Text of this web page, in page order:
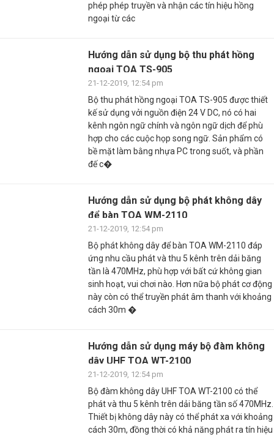
phép phép truyền và nhận các tín hiệu hồng
ngoại từ các
Hướng dẫn sử dụng bộ thu phát hồng
ngoại TOA TS-905
21-12-2019, 12:54 pm
Bộ thu phát hồng ngoại TOA TS-905 được thiết
kế sử dụng vởi nguồn điện 24 V DC, nó có hai
kênh ngôn ngữ chính và ngôn ngữ dịch để phù
hợp cho các cuộc họp song ngữ. Sản phẩm có
bề mặt làm bằng nhựa PC trong suốt, và phần
đế c�
Hướng dẫn sử dụng bộ phát không dây
để bàn TOA WM-2110
21-12-2019, 12:54 pm
Bộ phát không dây để bàn TOA WM-2110 đáp
ứng nhu cầu phát và thu 5 kênh trên dải băng
tần là 470MHz, phù hợp với bất cứ không gian
sinh hoạt, vui chơi nào. Hơn nữa bộ phát cơ động
này còn có thể truyền phát âm thanh với khoảng
cách 30m �
Hướng dẫn sử dụng máy bộ đàm không
dây UHF TOA WT-2100
21-12-2019, 12:54 pm
Bộ đàm không dây UHF TOA WT-2100 có thể
phát và thu 5 kênh trên dải băng tần số 470MHz.
Thiết bị không dây này có thể phát xa với khoảng
cách 30m, đồng thời có khả năng phát ra tín hiệu